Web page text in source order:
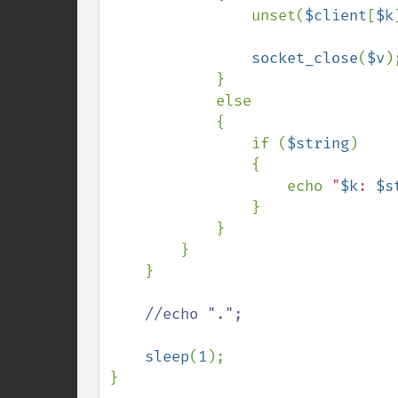
                unset(
$client [$k
socket_close($v
                if (
$string)
                    echo
"$k:
//echo ".";
sleep(1 );
}